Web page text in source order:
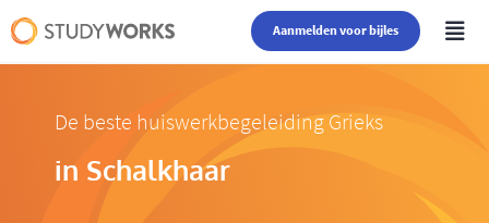
Aanmelden voor bijles
De beste huiswerkbegeleiding Grieks
in Schalkhaar